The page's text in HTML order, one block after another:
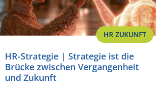
HR ZUKUNFT
HR-Strategie | Strategie ist die
Brücke zwischen Vergangenheit
und Zukunft